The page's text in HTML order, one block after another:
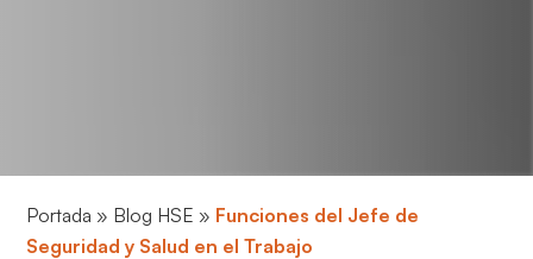
Portada » Blog HSE » Funciones del Jefe de
Seguridad y Salud en el Trabajo